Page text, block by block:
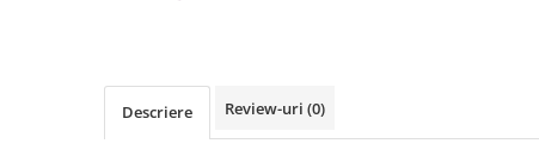
Descriere Review-uri (0)